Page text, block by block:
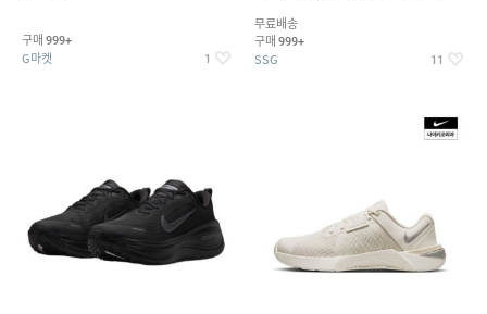
구매 999+
G마켓 1
무료배송
구매 999+
SSG 11